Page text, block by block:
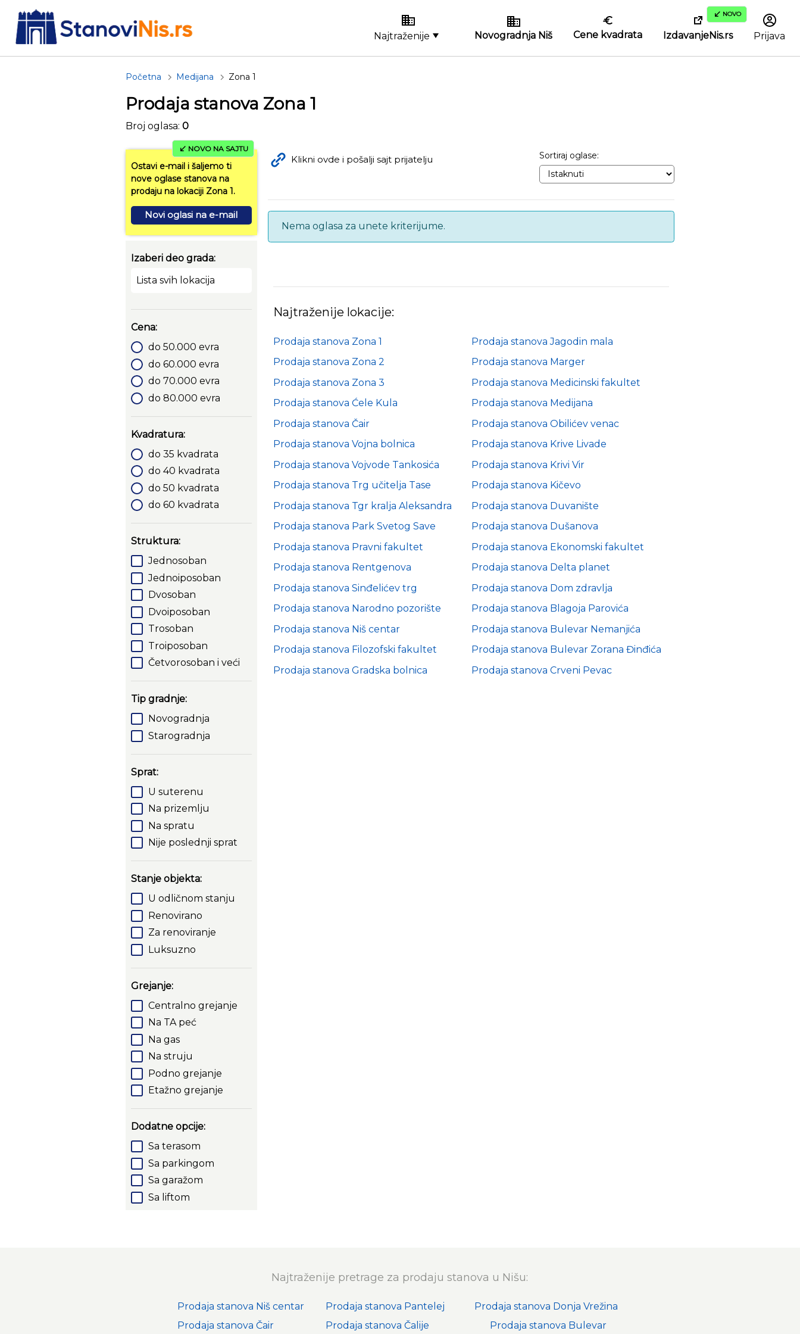
Najtraženije Novogradnja Niš Cene kvadrata
NOVO
IzdavanjeNis.rs Prijava
Početna Medijana Zona 1
Prodaja stanova Zona 1
Broj oglasa: 0
NOVO NA SAJTU
Ostavi e-mail i šaljemo ti
nove oglase stanova na
prodaju na lokaciji Zona 1.
Novi oglasi na e-mail
Izaberi deo grada:
Lista svih lokacija
Cena:
do 50.000 evra
do 60.000 evra
do 70.000 evra
do 80.000 evra
Kvadratura:
do 35 kvadrata
do 40 kvadrata
do 50 kvadrata
do 60 kvadrata
Struktura:
Jednosoban
Jednoiposoban
Dvosoban
Dvoiposoban
Trosoban
Troiposoban
Četvorosoban i veći
Tip gradnje:
Novogradnja
Starogradnja
Sprat:
U suterenu
Na prizemlju
Na spratu
Nije poslednji sprat
Stanje objekta:
U odličnom stanju
Renovirano
Za renoviranje
Luksuzno
Grejanje:
Centralno grejanje
Na TA peć
Na gas
Na struju
Podno grejanje
Etažno grejanje
Dodatne opcije:
Sa terasom
Sa parkingom
Sa garažom
Sa liftom
Klikni ovde i pošalji sajt prijatelju Sortiraj oglase:
Nema oglasa za unete kriterijume.
Najtraženije lokacije:
Prodaja stanova Zona 1
Prodaja stanova Zona 2
Prodaja stanova Zona 3
Prodaja stanova Ćele Kula
Prodaja stanova Čair
Prodaja stanova Vojna bolnica
Prodaja stanova Vojvode Tankosića
Prodaja stanova Trg učitelja Tase
Prodaja stanova Tgr kralja Aleksandra
Prodaja stanova Park Svetog Save
Prodaja stanova Pravni fakultet
Prodaja stanova Rentgenova
Prodaja stanova Sinđelićev trg
Prodaja stanova Narodno pozorište
Prodaja stanova Niš centar
Prodaja stanova Filozofski fakultet
Prodaja stanova Gradska bolnica
Prodaja stanova Jagodin mala
Prodaja stanova Marger
Prodaja stanova Medicinski fakultet
Prodaja stanova Medijana
Prodaja stanova Obilićev venac
Prodaja stanova Krive Livade
Prodaja stanova Krivi Vir
Prodaja stanova Kičevo
Prodaja stanova Duvanište
Prodaja stanova Dušanova
Prodaja stanova Ekonomski fakultet
Prodaja stanova Delta planet
Prodaja stanova Dom zdravlja
Prodaja stanova Blagoja Parovića
Prodaja stanova Bulevar Nemanjića
Prodaja stanova Bulevar Zorana Đinđića
Prodaja stanova Crveni Pevac
Najtraženije pretrage za prodaju stanova u Nišu:
Prodaja stanova Niš centar
Prodaja stanova Čair
Prodaja stanova Pantelej
Prodaja stanova Čalije
Prodaja stanova Donja Vrežina
Prodaja stanova Bulevar